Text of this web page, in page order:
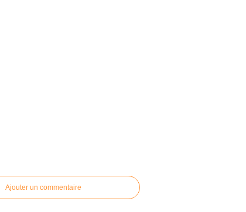
Ajouter un commentaire